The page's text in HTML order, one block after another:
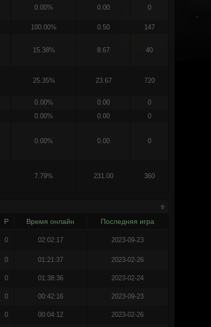
0.00% 0.00 0
100.00% 0.50 147
15.38% 8.67 40
25.35% 23.67 720
0.00% 0.00 0
0.00% 0.00 0
0.00% 0.00 0
7.79% 231.00 360
Р Время онлайн Последняя игра
0 02:02:17 2023-09-23
0 01:21:37 2023-02-26
0 01:38:36 2023-02-24
0 00:42:16 2023-09-23
0 00:04:12 2023-02-26